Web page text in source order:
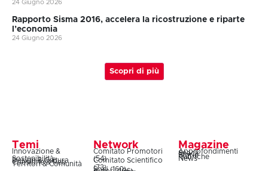
24 Giugno 2026
Rapporto Sisma 2016, accelera la ricostruzione e riparte
l’economia
24 Giugno 2026
Scopri di più
Temi
Innovazione &
Sostenibilità
Design & Cultura
Coesione & Reti
Territori & Comunità
Network
Comitato Promotori
(54)
Comitato Scientifico
(73)
Soci (160)
Magazine
Approfondimenti
Snack
Storie
Rubriche
News